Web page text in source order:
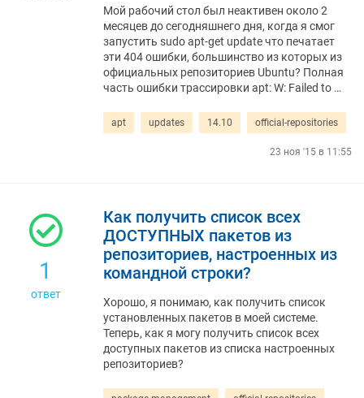
Мой рабочий стол был неактивен около 2
месяцев до сегодняшнего дня, когда я смог
запустить sudo apt-get update что печатает
эти 404 ошибки, большинство из которых из
официальных репозиториев Ubuntu? Полная
часть ошибки трассировки apt: W: Failed to …
apt updates 14.10 official-repositories
23 ноя '15 в 11:55
1
ответ
Как получить список всех
ДОСТУПНЫХ пакетов из
репозиториев, настроенных из
командной строки?
Хорошо, я понимаю, как получить список
установленных пакетов в моей системе.
Теперь, как я могу получить список всех
доступных пакетов из списка настроенных
репозиториев?